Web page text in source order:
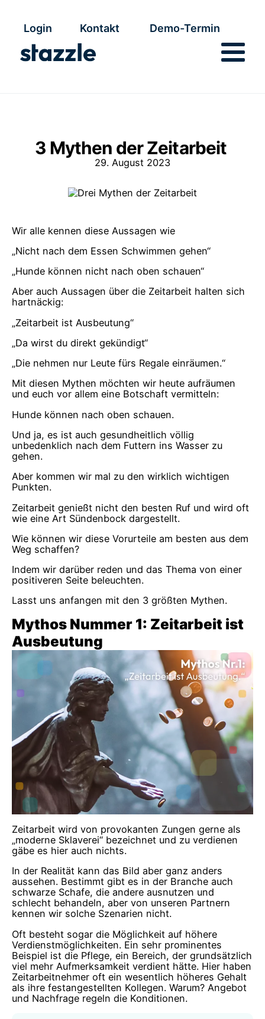
Login Kontakt Demo-Termin
3 Mythen der Zeitarbeit
29. August 2023
Wir alle kennen diese Aussagen wie
„Nicht nach dem Essen Schwimmen gehen“
„Hunde können nicht nach oben schauen“
Aber auch Aussagen über die Zeitarbeit halten sich
hartnäckig:
„Zeitarbeit ist Ausbeutung“
„Da wirst du direkt gekündigt“
„Die nehmen nur Leute fürs Regale einräumen.“
Mit diesen Mythen möchten wir heute aufräumen
und euch vor allem eine Botschaft vermitteln:
Hunde können nach oben schauen.
Und ja, es ist auch gesundheitlich völlig
unbedenklich nach dem Futtern ins Wasser zu
gehen.
Aber kommen wir mal zu den wirklich wichtigen
Punkten.
Zeitarbeit genießt nicht den besten Ruf und wird oft
wie eine Art Sündenbock dargestellt.
Wie können wir diese Vorurteile am besten aus dem
Weg schaffen?
Indem wir darüber reden und das Thema von einer
positiveren Seite beleuchten.
Lasst uns anfangen mit den 3 größten Mythen.
Mythos Nummer 1: Zeitarbeit ist
Ausbeutung
Zeitarbeit wird von provokanten Zungen gerne als
„moderne Sklaverei“ bezeichnet und zu verdienen
gäbe es hier auch nichts.
In der Realität kann das Bild aber ganz anders
aussehen. Bestimmt gibt es in der Branche auch
schwarze Schafe, die andere ausnutzen und
schlecht behandeln, aber von unseren Partnern
kennen wir solche Szenarien nicht.
Oft besteht sogar die Möglichkeit auf höhere
Verdienstmöglichkeiten. Ein sehr prominentes
Beispiel ist die Pflege, ein Bereich, der grundsätzlich
viel mehr Aufmerksamkeit verdient hätte. Hier haben
Zeitarbeitnehmer oft ein wesentlich höheres Gehalt
als ihre festangestellten Kollegen. Warum? Angebot
und Nachfrage regeln die Konditionen.